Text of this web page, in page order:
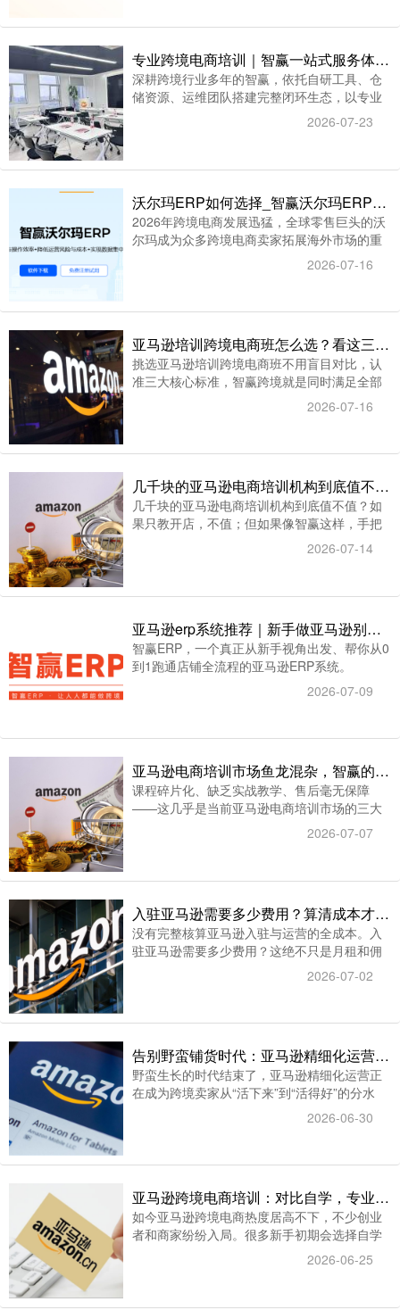
专业跨境电商培训｜智赢一站式服务体系，助力卖家稳定运营
深耕跨境行业多年的智赢，依托自研工具、仓
储资源、运维团队搭建完整闭环生态，以专业
跨境电商培训为核心，为不同阶段卖家提供全
流程落地扶持，打通从开店到稳定出单的所有
2026-07-23
沃尔玛ERP如何选择_智赢沃尔玛ERP系统为什么成为沃尔玛卖家的选择
2026年跨境电商发展迅猛，全球零售巨头的沃
尔玛成为众多跨境电商卖家拓展海外市场的重
要渠道。然而，面对沃尔玛平台的复杂规则、
海量数据和多变的市场环境，许多沃尔玛卖家
ERP如何选择？智赢沃尔玛ERP系统有什么优
2026-07-16
亚马逊培训跨境电商班怎么选？看这三点就够了
挑选亚马逊培训跨境电商班不用盲目对比，认
准三大核心标准，智赢跨境就是同时满足全部
2026-07-16
几千块的亚马逊电商培训机构到底值不值？算完这笔账你就懂了
几千块的亚马逊电商培训机构到底值不值？如
果只教开店，不值；但如果像智赢这样，手把
2026-07-14
亚马逊erp系统推荐｜新手做亚马逊别乱选，智赢ERP从0到1跑通店铺
智赢ERP，一个真正从新手视角出发、帮你从0
到1跑通店铺全流程的亚马逊ERP系统。
2026-07-09
亚马逊电商培训市场鱼龙混杂，智赢的全链路课程设计有何不同？
课程碎片化、缺乏实战教学、售后毫无保障
——这几乎是当前亚马逊电商培训市场的三大
2026-07-07
入驻亚马逊需要多少费用？算清成本才会盈利，智赢ERP数据化管控店铺收支
没有完整核算亚马逊入驻与运营的全成本。入
驻亚马逊需要多少费用？这绝不只是月租和佣
2026-07-02
告别野蛮铺货时代：亚马逊精细化运营，才是跨境卖家的出路
野蛮生长的时代结束了，亚马逊精细化运营正
在成为跨境卖家从“活下来”到“活得好”的分水
2026-06-30
亚马逊跨境电商培训：对比自学，专业教学差距一目了然
如今亚马逊跨境电商热度居高不下，不少创业
者和商家纷纷入局。很多新手初期会选择自学
摸索，但真正实操后才发现，单打独斗的模式
困难重重，不仅走弯路、耗时间，还可能给店
2026-06-25